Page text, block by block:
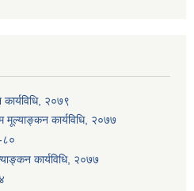
२०७९
मूल्याङ्कन कार्यविधि, २०७७
८०
कार्यविधि, २०७७